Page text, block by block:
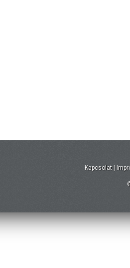
Kapcsolat |